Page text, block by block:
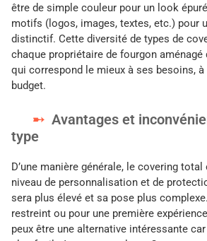
être de simple couleur pour un look
motifs (logos, images, textes, etc.) pour
distinctif. Cette diversité de types de
chaque propriétaire de fourgon
qui correspond le mieux à ses besoins,
budget.
Avantages et
type
D’une manière générale, le covering
niveau de personnalisation et de
sera plus élevé et sa pose plus
restreint ou pour une première
peux être une alternative intéressante